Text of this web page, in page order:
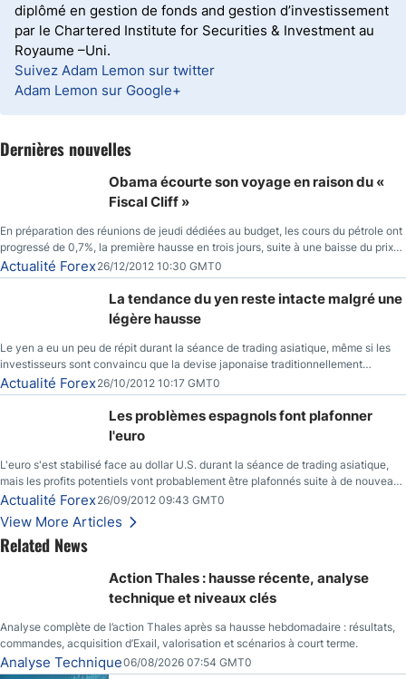
diplômé en gestion de fonds and gestion d’investissement
par le Chartered Institute for Securities & Investment au
Royaume –Uni.
Suivez Adam Lemon sur twitter
Adam Lemon sur Google+
Dernières nouvelles
Obama écourte son voyage en raison du «
Fiscal Cliff »
En préparation des réunions de jeudi dédiées au budget, les cours du pétrole ont
progressé de 0,7%, la première hausse en trois jours, suite à une baisse du prix
des réserves de pétrole américaines à un bas de 10 semaines.
Actualité Forex26/12/2012 10:30 GMT0
La tendance du yen reste intacte malgré une
légère hausse
Le yen a eu un peu de répit durant la séance de trading asiatique, même si les
investisseurs sont convaincu que la devise japonaise traditionnellement
sécuritaire devrait chuter de façon importante après la réunion de la Banque du
Japon la semaine prochaine.
Actualité Forex26/10/2012 10:17 GMT0
Les problèmes espagnols font plafonner
l'euro
L'euro s'est stabilisé face au dollar U.S. durant la séance de trading asiatique,
mais les profits potentiels vont probablement être plafonnés suite à de nouveaux
événements liés au renflouement en Espagne, renforçant les inquiétudes des
investisseurs.
Actualité Forex26/09/2012 09:43 GMT0
View More Articles
Related News
Action Thales : hausse récente, analyse
technique et niveaux clés
Analyse complète de l’action Thales après sa hausse hebdomadaire : résultats,
commandes, acquisition d’Exail, valorisation et scénarios à court terme.
Analyse Technique06/08/2026 07:54 GMT0